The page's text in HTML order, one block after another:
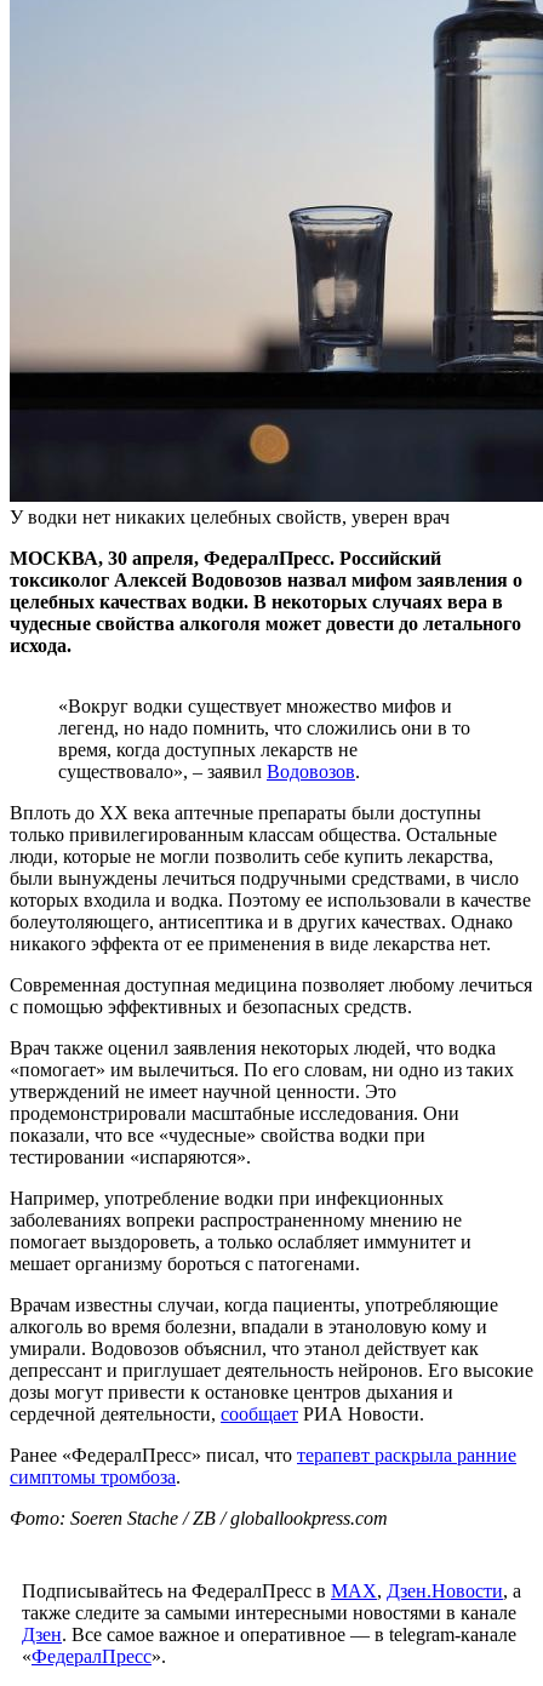
У водки нет никаких целебных свойств, уверен врач
МОСКВА, 30 апреля, ФедералПресс. Российский
токсиколог Алексей Водовозов назвал мифом заявления о
целебных качествах водки. В некоторых случаях вера в
чудесные свойства алкоголя может довести до летального
исхода.
«Вокруг водки существует множество мифов и
легенд, но надо помнить, что сложились они в то
время, когда доступных лекарств не
существовало», – заявил Водовозов.
Вплоть до XX века аптечные препараты были доступны
только привилегированным классам общества. Остальные
люди, которые не могли позволить себе купить лекарства,
были вынуждены лечиться подручными средствами, в число
которых входила и водка. Поэтому ее использовали в качестве
болеутоляющего, антисептика и в других качествах. Однако
никакого эффекта от ее применения в виде лекарства нет.
Современная доступная медицина позволяет любому лечиться
с помощью эффективных и безопасных средств.
Врач также оценил заявления некоторых людей, что водка
«помогает» им вылечиться. По его словам, ни одно из таких
утверждений не имеет научной ценности. Это
продемонстрировали масштабные исследования. Они
показали, что все «чудесные» свойства водки при
тестировании «испаряются».
Например, употребление водки при инфекционных
заболеваниях вопреки распространенному мнению не
помогает выздороветь, а только ослабляет иммунитет и
мешает организму бороться с патогенами.
Врачам известны случаи, когда пациенты, употребляющие
алкоголь во время болезни, впадали в этаноловую кому и
умирали. Водовозов объяснил, что этанол действует как
депрессант и приглушает деятельность нейронов. Его высокие
дозы могут привести к остановке центров дыхания и
сердечной деятельности, сообщает РИА Новости.
Ранее «ФедералПресс» писал, что терапевт раскрыла ранние
симптомы тромбоза.
Фото: Soeren Stache / ZB / globallookpress.com
Подписывайтесь на ФедералПресс в МАХ, Дзен.Новости, а
также следите за самыми интересными новостями в канале
Дзен. Все самое важное и оперативное — в telegram-канале
«ФедералПресс».